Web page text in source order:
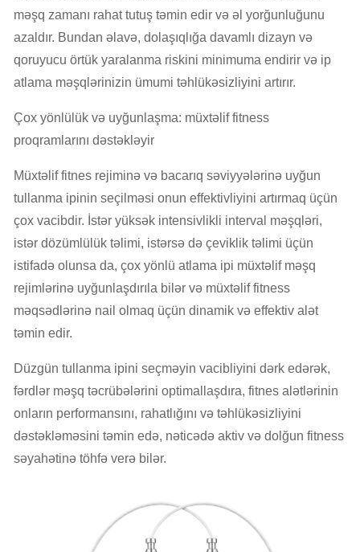
məşq zamanı rahat tutuş təmin edir və əl yorğunluğunu
azaldır. Bundan əlavə, dolaşıqlığa davamlı dizayn və
qoruyucu örtük yaralanma riskini minimuma endirir və ip
atlama məşqlərinizin ümumi təhlükəsizliyini artırır.
Çox yönlülük və uyğunlaşma: müxtəlif fitness
proqramlarını dəstəkləyir
Müxtəlif fitnes rejiminə və bacarıq səviyyələrinə uyğun
tullanma ipinin seçilməsi onun effektivliyini artırmaq üçün
çox vacibdir. İstər yüksək intensivlikli interval məşqləri,
istər dözümlülük təlimi, istərsə də çeviklik təlimi üçün
istifadə olunsa da, çox yönlü atlama ipi müxtəlif məşq
rejimlərinə uyğunlaşdırıla bilər və müxtəlif fitness
məqsədlərinə nail olmaq üçün dinamik və effektiv alət
təmin edir.
Düzgün tullanma ipini seçməyin vacibliyini dərk edərək,
fərdlər məşq təcrübələrini optimallaşdıra, fitnes alətlərinin
onların performansını, rahatlığını və təhlükəsizliyini
dəstəkləməsini təmin edə, nəticədə aktiv və dolğun fitness
səyahətinə töhfə verə bilər.